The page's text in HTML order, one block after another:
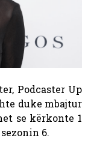
Podcaster Up
duke mbajtur
se kërkonte 1
6.